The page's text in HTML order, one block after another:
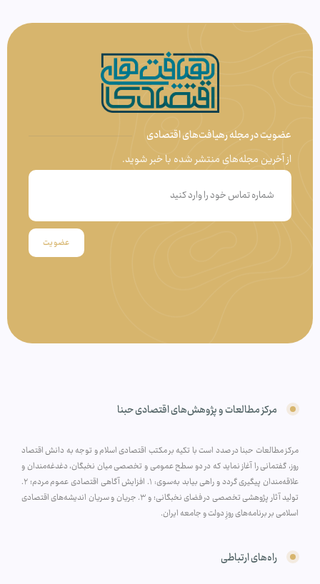
عضویت در مجله رهیافت‌های اقتصادی
از آخرین مجله‌های منتشر شده با خبر شوید.
عضویت
مرکز مطالعات و پژوهش‌های اقتصادی حبنا
مرکز مطالعات حبنا در صدد است با تکیه بر مکتب اقتصادی اسلام و توجه به دانش اقتصاد
روز، گفتمانی را آغاز نماید که در دو سطح عمومی و تخصصی میان نخبگان، دغدغه‌مندان و
علاقه‌مندان پیگیری گردد و راهی بیابد به‌سوی: ۱. افزایش آگاهی اقتصادی عموم مردم؛ ۲.
تولید آثار پژوهشی تخصصی در فضای نخبگانی؛ و ۳. جریان و سریان اندیشه‌های اقتصادی
اسلامی بر برنامه‌های روزِ دولت و جامعه ایران.
راه‌های ارتباطی